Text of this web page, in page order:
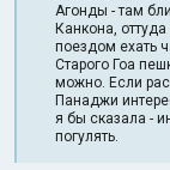
Агонды - там
Канкона,
поездом ехать
Старого Гоа
можно. Если
Панаджи
я бы сказала -
погулять.